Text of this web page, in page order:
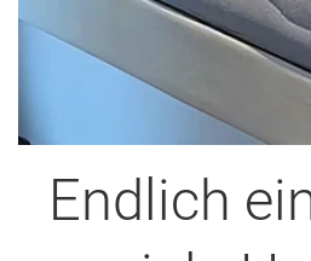
Endlich